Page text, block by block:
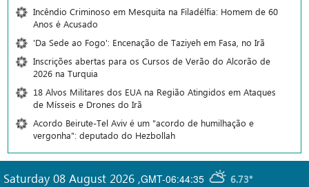
Incêndio Criminoso em Mesquita na Filadélfia: Homem de 60
Anos é Acusado
'Da Sede ao Fogo': Encenação de Taziyeh em Fasa, no Irã
Inscrições abertas para os Cursos de Verão do Alcorão de
2026 na Turquia
18 Alvos Militares dos EUA na Região Atingidos em Ataques
de Mísseis e Drones do Irã
Acordo Beirute-Tel Aviv é um "acordo de humilhação e
vergonha": deputado do Hezbollah
GMT-06:44:35 6.73°
Saturday 08 August 2026 ,